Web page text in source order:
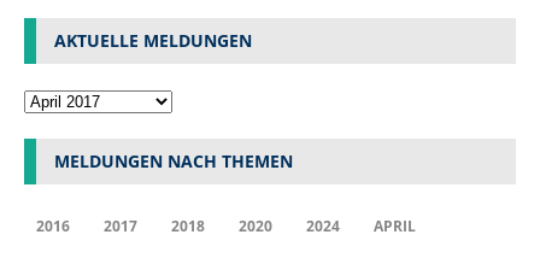
AKTUELLE MELDUNGEN
MELDUNGEN NACH THEMEN
2016 2017 2018 2020 2024 APRIL